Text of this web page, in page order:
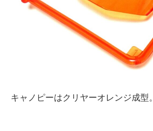
キャノピーはクリヤーオレンジ成型。